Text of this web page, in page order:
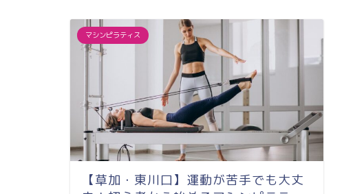
マシンピラティス
【草加・東川口】運動が苦手でも大丈